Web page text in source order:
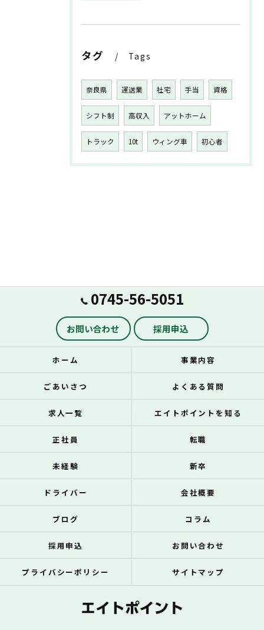
タグ Tags
奈良県 運送業 社宅 手当 資格
シフト制 高収入 アットホーム
トラック 10t ウィング車 初心者
0745-56-5051
お問い合わせ 採用申込
ホーム 事業内容
ごあいさつ よくある質問
求人一覧 エイトポイントを知る
正社員 転職
未経験 新卒
ドライバー 会社概要
ブログ コラム
採用申込 お問い合わせ
プライバシーポリシー サイトマップ